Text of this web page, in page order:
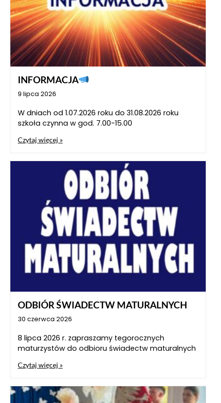
INFORMACJA
9 lipca 2026
W dniach od 1.07.2026 roku do 31.08.2026 roku
szkoła czynna w god. 7.00-15.00
Czytaj więcej »
ODBIÓR ŚWIADECTW MATURALNYCH
30 czerwca 2026
8 lipca 2026 r. zapraszamy tegorocznych
maturzystów do odbioru świadectw maturalnych
Czytaj więcej »